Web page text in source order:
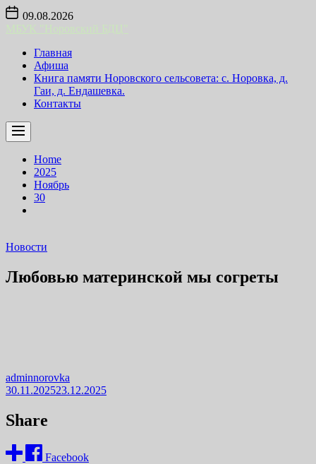
Skip
content
09.08.2026
Главная
Афиша
Книга памяти Норовского сельсовета: с. Норовка, д.
Гаи, д. Ендашевка.
Контакты
Home
2025
Ноябрь
30
Новости
Любовью материнской мы согреты
adminnorovka
30.11.202523.12.2025
Share
Facebook